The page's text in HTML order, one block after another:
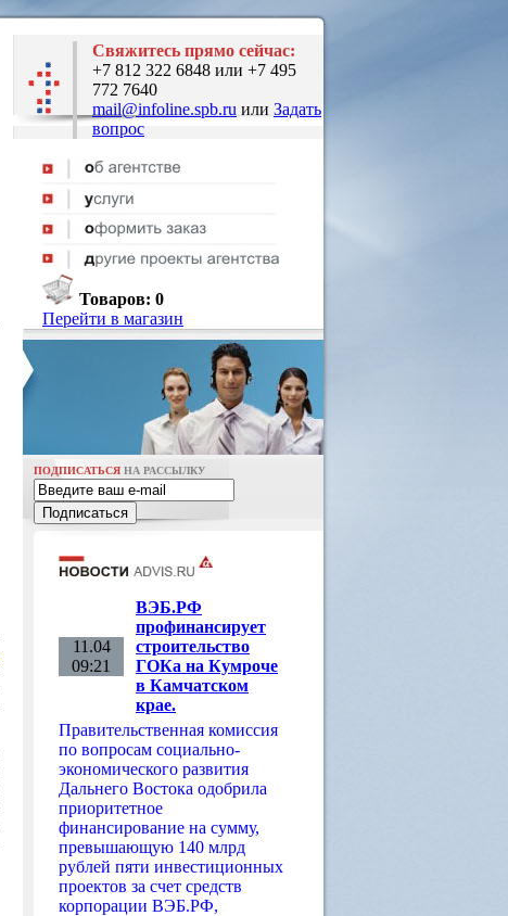
Свяжитесь прямо сейчас:
+7 812 322 6848 или +7 495
772 7640
mail@infoline.spb.ru или Задать
вопрос
Товаров: 0
Перейти в магазин
ПОДПИСАТЬСЯ НА РАССЫЛКУ
11.04
09:21
ВЭБ.РФ
профинансирует
строительство
ГОКа на Кумроче
в Камчатском
крае.
Правительственная комиссия
по вопросам социально-
экономического развития
Дальнего Востока одобрила
приоритетное
финансирование на сумму,
превышающую 140 млрд
рублей пяти инвестиционных
проектов за счет средств
корпорации ВЭБ.РФ,